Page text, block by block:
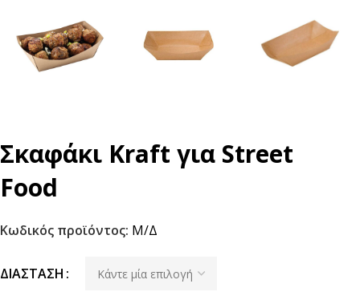
Σκαφάκι Kraft για Street
Food
Κωδικός προϊόντος: Μ/Δ
ΔΙΆΣΤΑΣΗ